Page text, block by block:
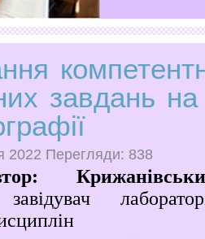
завдань на
2022 Перегляди: 838